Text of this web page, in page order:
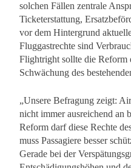
solchen Fällen zentrale
Ticketerstattung,
vor dem Hintergrund
Fluggastrechte sind
Flightright sollte die Reform
Schwächung des
„Unsere Befragung zeigt:
nicht immer ausreichend an
Reform darf diese Rechte
muss Passagiere besser
Gerade bei der